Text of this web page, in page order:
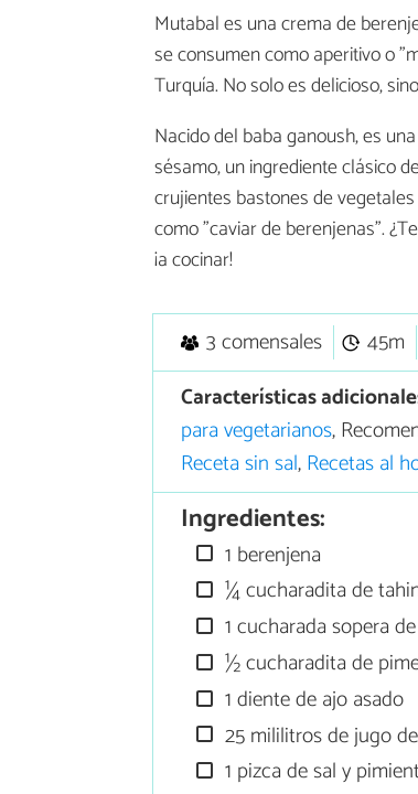
Mutabal es una crema de
se consumen como aperitivo o
Turquía. No solo es delicioso,
Nacido del baba ganoush, es
sésamo, un ingrediente clásico
crujientes bastones de
como "caviar de berenjenas".
¡a cocinar!
3 comensales 45m
Características
para vegetarianos,
Receta sin sal,Recetas al
Ingredientes:
1 berenjena
¼ cucharadita de
1 cucharada sopera
½ cucharadita de
1 diente de ajo asado
25 mililitros de jugo
1 pizca de sal y